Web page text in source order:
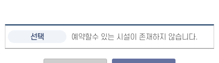
예약할수 있는 시설이 존재하지 않습니다.